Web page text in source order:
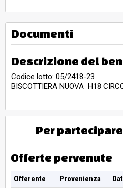
Documenti
Descrizione del
Codice lotto: 05/2418-23
BISCOTTIERA NUOVA H18
Per
Offerte pervenute
Offerente Provenienza